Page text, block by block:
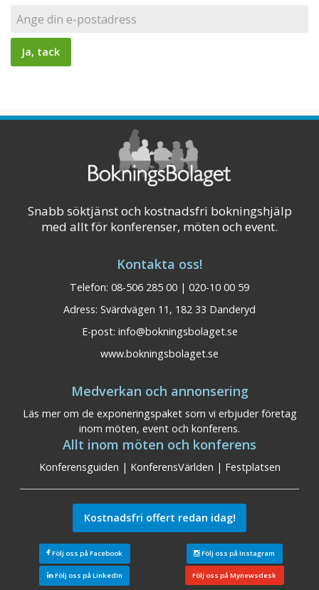
Snabb söktjänst och kostnadsfri bokningshjälp
med allt för konferenser, möten och event.
Kontakta oss!
Telefon: 08-506 285 00 | 020-10 00 59
Adress: Svärdvägen 11, 182 33 Danderyd
E-post: info@bokningsbolaget.se
www.bokningsbolaget.se
Medverkan och annonsering
Läs mer om de exponeringspaket som vi erbjuder företag
inom möten, event och konferens.
Allt inom möten och konferens
Konferensguiden | KonferensVärlden | Festplatsen
Kostnadsfri offert redan idag!
Följ oss på Facebook Följ oss på Instagram
Följ oss på LinkedIn Följ oss på Mynewsdesk